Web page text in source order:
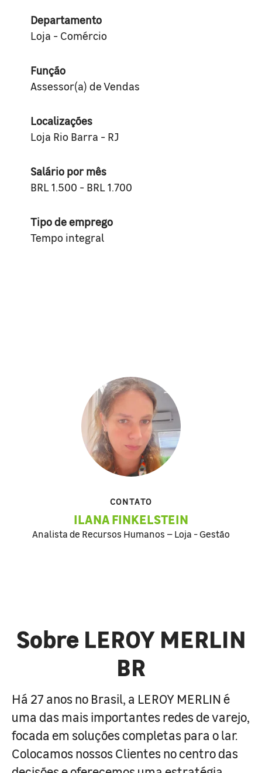
Departamento
Loja - Comércio
Função
Assessor(a) de Vendas
Localizações
Loja Rio Barra - RJ
Salário por mês
BRL 1.500 - BRL 1.700
Tipo de emprego
Tempo integral
CONTATO
ILANA FINKELSTEIN
Analista de Recursos Humanos – Loja - Gestão
Sobre LEROY MERLIN
BR
Há 27 anos no Brasil, a LEROY MERLIN é
uma das mais importantes redes de varejo,
focada em soluções completas para o lar.
Colocamos nossos Clientes no centro das